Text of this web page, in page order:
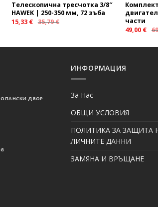
Телескопична тресчотка 3/8″
HAWEK | 250-350 мм, 72 зъба
15,33 € 35,79€
части
49,00 €
ДВОР
ИНФОРМАЦИЯ
За Нас
ОБЩИ УСЛОВИЯ
ПОЛИТИКА ЗА ЗАЩИТА
ЛИЧНИТЕ ДАННИ
ЗАМЯНА И ВРЪЩАНЕ